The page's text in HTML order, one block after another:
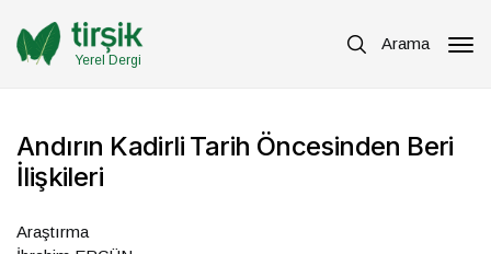
Yerel Dergi
Arama
Andırın Kadirli Tarih Öncesinden Beri
İlişkileri
Araştırma